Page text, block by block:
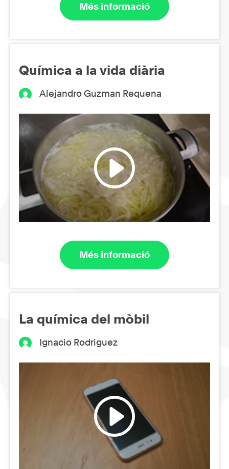
Més informació
Química a la vida diària
Alejandro Guzman Requena
Més informació
La química del mòbil
Ignacio Rodriguez